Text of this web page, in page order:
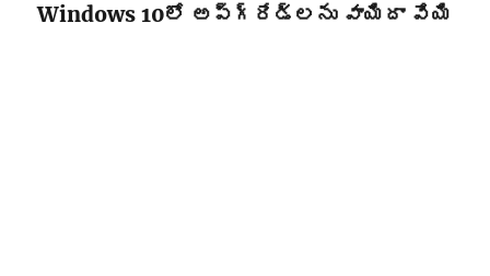
Windows 10లో అప్‌గ్రేడ్‌లను వాయిదా వేయి